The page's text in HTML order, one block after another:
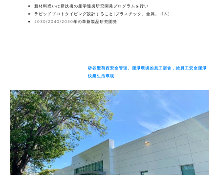
新材料或いは新技術の産学連携研究開発プログラムを行い
ラピッドプロトタイピング設計すること(プラスチック、金属、ゴム)
2030/2040/2050年の革新製品研究開発
矽谷聖荷西安全管理、潔淨環境的員工宿舍，給員工安全潔淨
快樂生活環境